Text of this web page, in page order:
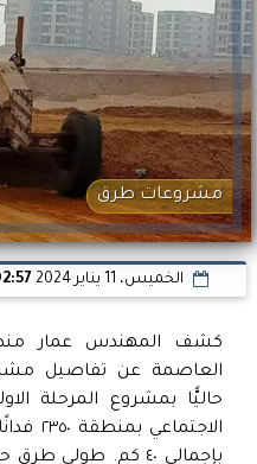
مشروعات طرق
الخميس، 11 يناير 2024 02:57
كشف المهندس عمار
العاصمة عن تفاصيل
حاليًّا بمشروع المرحلة